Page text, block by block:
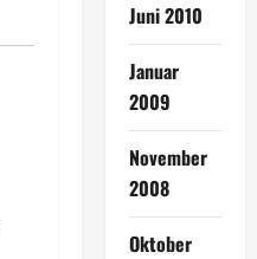
Juni 2010
Januar
2009
November
2008
Oktober